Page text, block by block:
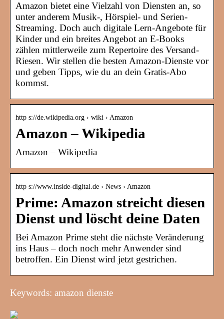
Amazon bietet eine Vielzahl von Diensten an, so
unter anderem Musik-, Hörspiel- und Serien-
Streaming. Doch auch digitale Lern-Angebote für
Kinder und ein breites Angebot an E-Books
zählen mittlerweile zum Repertoire des Versand-
Riesen. Wir stellen die besten Amazon-Dienste vor
und geben Tipps, wie du an dein Gratis-Abo
kommst.
http s://de.wikipedia.org › wiki › Amazon
Amazon – Wikipedia
Amazon – Wikipedia
http s://www.inside-digital.de › News › Amazon
Prime: Amazon streicht diesen
Dienst und löscht deine Daten
Bei Amazon Prime steht die nächste Veränderung
ins Haus – doch noch mehr Anwender sind
betroffen. Ein Dienst wird jetzt gestrichen.
Keywords: amazon dienste